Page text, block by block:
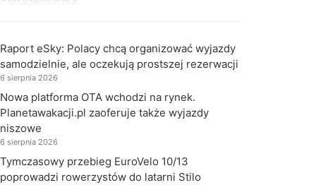
Raport eSky: Polacy chcą organizować wyjazdy
samodzielnie, ale oczekują prostszej rezerwacji
6 sierpnia 2026
Nowa platforma OTA wchodzi na rynek.
Planetawakacji.pl zaoferuje także wyjazdy
niszowe
6 sierpnia 2026
Tymczasowy przebieg EuroVelo 10/13
poprowadzi rowerzystów do latarni Stilo